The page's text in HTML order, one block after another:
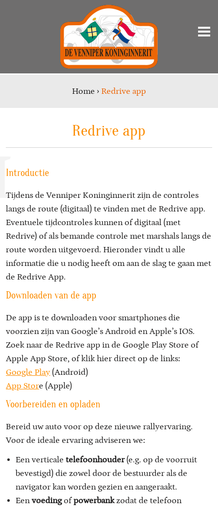
Home › Redrive app
Redrive app
Introductie
Tijdens de Venniper Koninginnerit zijn de controles
langs de route (digitaal) te vinden met de Redrive app.
Eventuele tijdcontroles kunnen of digitaal (met
Redrive) of als bemande controle met marshals langs de
route worden uitgevoerd. Hieronder vindt u alle
informatie die u nodig heeft om aan de slag te gaan met
de Redrive App.
Downloaden van de app
De app is te downloaden voor smartphones die
voorzien zijn van Google’s Android en Apple’s IOS.
Zoek naar de Redrive app in de Google Play Store of
Apple App Store, of klik hier direct op de links:
Google Play (Android)
App Store (Apple)
Voorbereiden en opladen
Bereid uw auto voor op deze nieuwe rallyervaring.
Voor de ideale ervaring adviseren we:
Een verticaletelefoonhouder(e.g. op de voorruit
bevestigd) die zowel door de bestuurder als de
navigator kan worden gezien en aangeraakt.
Eenvoedingofpowerbankzodat de telefoon